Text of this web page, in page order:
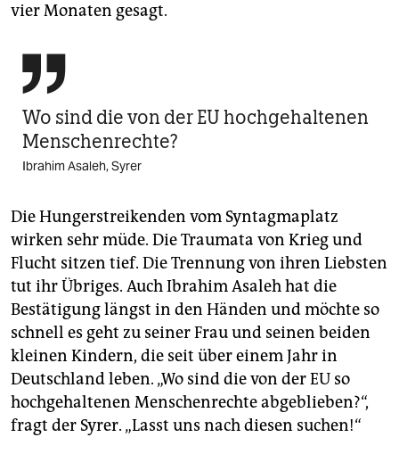
vier Monaten gesagt.

Wo sind die von der EU hochgehaltenen
Menschenrechte?
Ibrahim Asaleh, Syrer
Die Hungerstreikenden vom Syntagmaplatz
wirken sehr müde. Die Traumata von Krieg und
Flucht sitzen tief. Die Trennung von ihren Liebsten
tut ihr Übriges. Auch Ibrahim Asaleh hat die
Bestätigung längst in den Händen und möchte so
schnell es geht zu seiner Frau und seinen beiden
kleinen Kindern, die seit über einem Jahr in
Deutschland leben. „Wo sind die von der EU so
hochgehaltenen Menschenrechte abgeblieben?“,
fragt der Syrer. „Lasst uns nach diesen suchen!“